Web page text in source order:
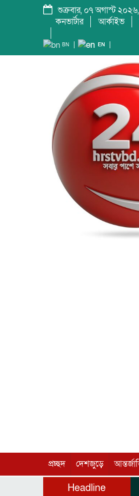
শুক্রবার, ০৭ অগাস্ট
কনভার্টার
আর্কাইভ
BN EN
প্রচ্ছদ দেশজুড়ে
Headline